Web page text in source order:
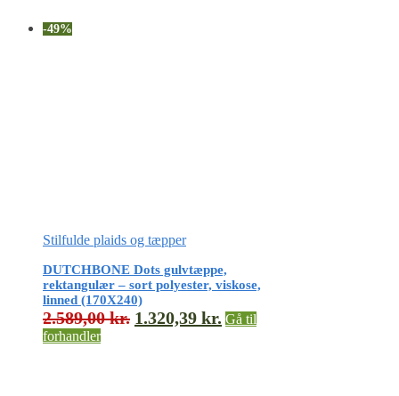
-49%
Stilfulde plaids og tæpper
DUTCHBONE Dots gulvtæppe,
rektangulær – sort polyester, viskose,
linned (170X240)
2.589,00kr. 1.320,39 kr. Gå til
forhandler